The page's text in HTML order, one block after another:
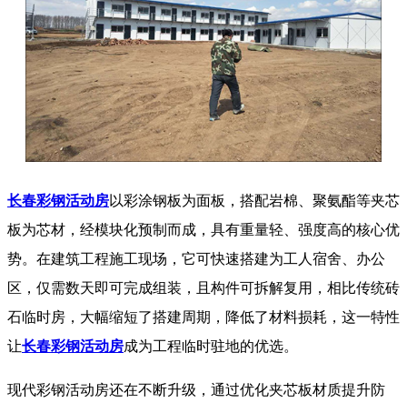
长春彩钢活动房以彩涂钢板为面板，搭配岩棉、聚氨酯等夹芯
板为芯材，经模块化预制而成，具有重量轻、强度高的核心优
势。在建筑工程施工现场，它可快速搭建为工人宿舍、办公
区，仅需数天即可完成组装，且构件可拆解复用，相比传统砖
石临时房，大幅缩短了搭建周期，降低了材料损耗，这一特性
让长春彩钢活动房成为工程临时驻地的优选。
​ 现代彩钢活动房还在不断升级，通过优化夹芯板材质提升防